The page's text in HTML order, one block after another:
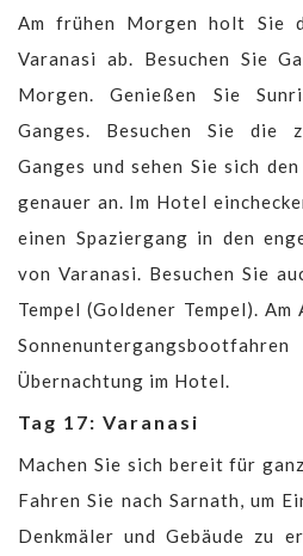
Am frühen Morgen holt Sie
Varanasi ab. Besuchen Sie
Morgen. Genießen Sie
Ganges. Besuchen Sie die
Ganges und sehen Sie sich
genauer an. Im Hotel
einen Spaziergang in den
von Varanasi. Besuchen Sie
Tempel (Goldener Tempel).
Übernachtung im Hotel.
Tag 17: Varanasi
Machen Sie sich bereit für
Fahren Sie nach Sarnath, um
Denkmäler und Gebäude zu